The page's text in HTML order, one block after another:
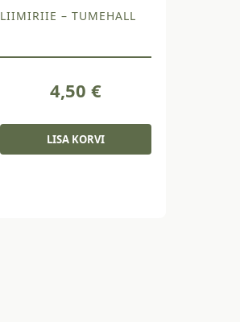
LIIMIRIIE – TUMEHALL
4,50 €
LISA KORVI